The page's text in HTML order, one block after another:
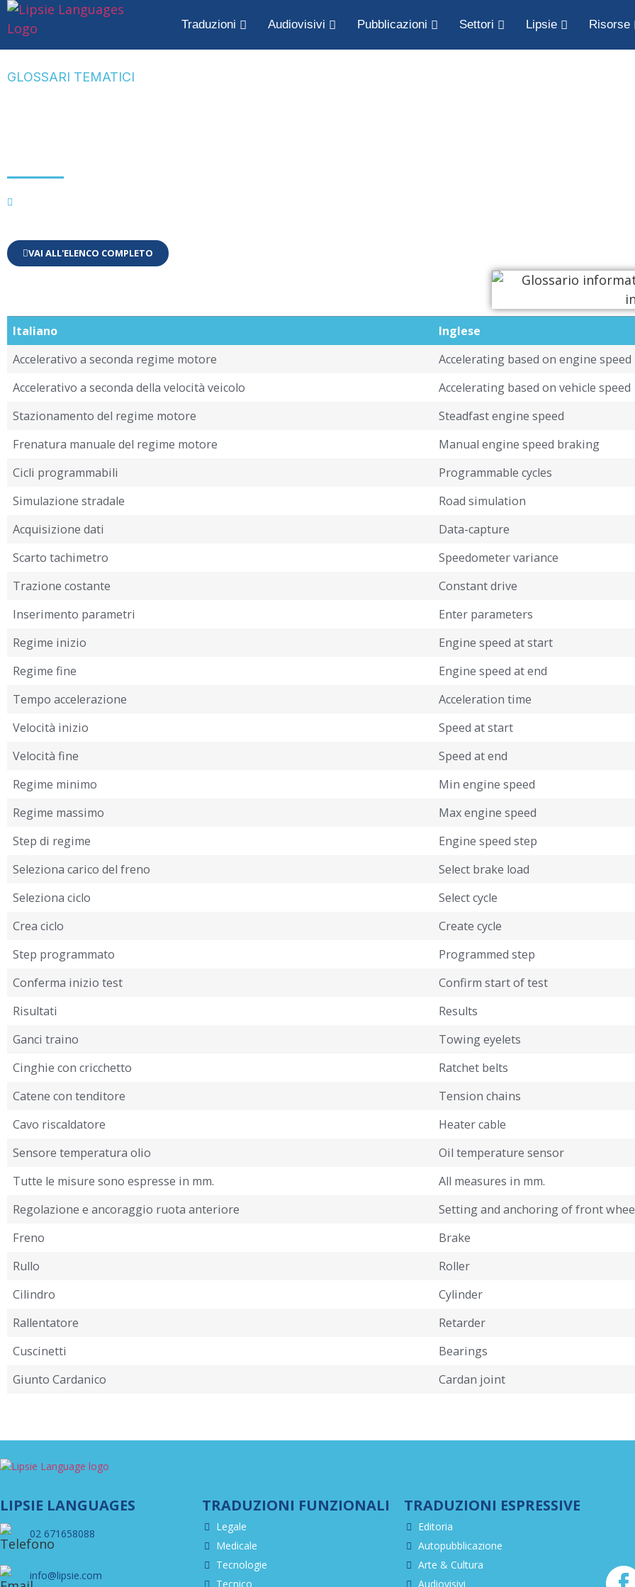
Traduzioni Audiovisivi Pubblicazioni Settori Lipsie Risorse
GLOSSARI TEMATICI
VAI ALL'ELENCO COMPLETO
Italiano
Inglese
Accelerativo a seconda regime motore
Accelerating based on engine speed
Accelerativo a seconda della velocità veicolo
Accelerating based on vehicle speed
Stazionamento del regime motore
Steadfast engine speed
Frenatura manuale del regime motore
Manual engine speed braking
Cicli programmabili
Programmable cycles
Simulazione stradale
Road simulation
Acquisizione dati
Data-capture
Scarto tachimetro
Speedometer variance
Trazione costante
Constant drive
Inserimento parametri
Enter parameters
Regime inizio
Engine speed at start
Regime fine
Engine speed at end
Tempo accelerazione
Acceleration time
Velocità inizio
Speed at start
Velocità fine
Speed at end
Regime minimo
Min engine speed
Regime massimo
Max engine speed
Step di regime
Engine speed step
Seleziona carico del freno
Select brake load
Seleziona ciclo
Select cycle
Crea ciclo
Create cycle
Step programmato
Programmed step
Conferma inizio test
Confirm start of test
Risultati
Results
Ganci traino
Towing eyelets
Cinghie con cricchetto
Ratchet belts
Catene con tenditore
Tension chains
Cavo riscaldatore
Heater cable
Sensore temperatura olio
Oil temperature sensor
Tutte le misure sono espresse in mm.
All measures in mm.
Regolazione e ancoraggio ruota anteriore
Setting and anchoring of front
Freno
Brake
Rullo
Roller
Cilindro
Cylinder
Rallentatore
Retarder
Cuscinetti
Bearings
Giunto Cardanico
Cardan joint
LIPSIE LANGUAGES
02 671658088
info@lipsie.com
TRADUZIONI FUNZIONALI
Legale
Medicale
Tecnologie
Tecnico
TRADUZIONI ESPRESSIVE
Editoria
Autopubblicazione
Arte & Cultura
Audiovisivi